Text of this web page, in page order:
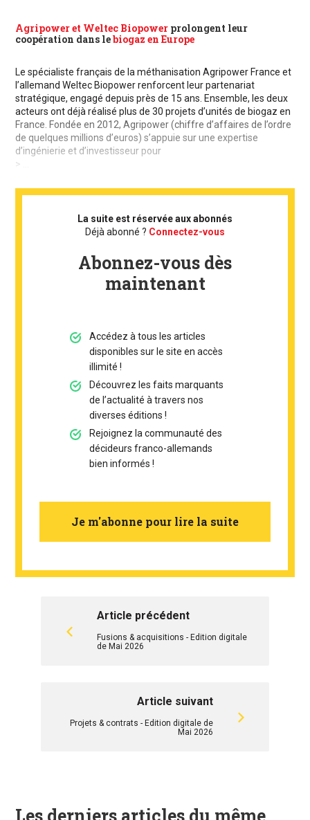
Agripower et Weltec Biopower prolongent leur
coopération dans lebiogaz en Europe
Le spécialiste français de la méthanisation Agripower France et
l’allemand Weltec Biopower renforcent leur partenariat
stratégique, engagé depuis près de 15 ans. Ensemble, les deux
acteurs ont déjà réalisé plus de 30 projets d’unités de biogaz en
France. Fondée en 2012, Agripower (chiffre d’affaires de l’ordre
de quelques millions d’euros) s’appuie sur une expertise
d’ingénierie et d’investisseur pour
> ...
La suite est réservée aux abonnés
Déjà abonné ? Connectez-vous
Abonnez-vous dès
maintenant
Accédez à tous les articles
disponibles sur le site en accès
illimité !
Découvrez les faits marquants
de l’actualité à travers nos
diverses éditions !
Rejoignez la communauté des
décideurs franco-allemands
bien informés !
Je m'abonne pour lire la suite
Article précédent
Fusions & acquisitions - Edition digitale
de Mai 2026
Article suivant
Projets & contrats - Edition digitale de
Mai 2026